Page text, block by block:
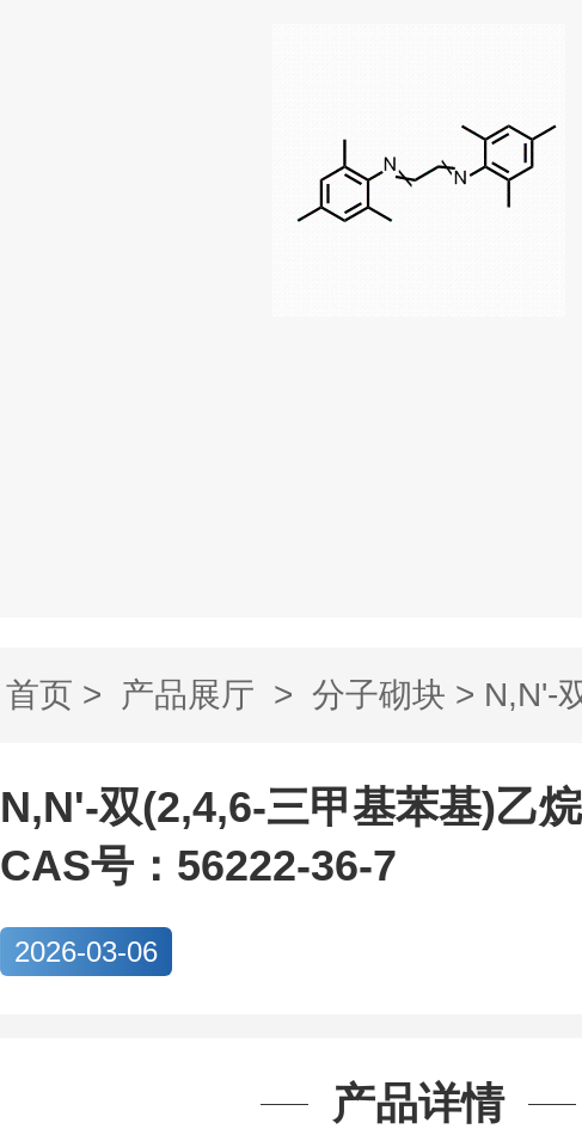
首页 > 产品展厅 > 分子砌块 > N,N'-
基)乙...
N,N'-双(2,4,6-三甲基苯基)乙
CAS号：56222-36-7
2026-03-06
产品详情